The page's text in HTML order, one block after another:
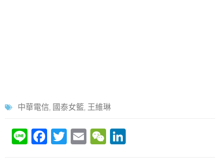
中華電信, 國泰女籃, 王維琳
Li F
T
E
W